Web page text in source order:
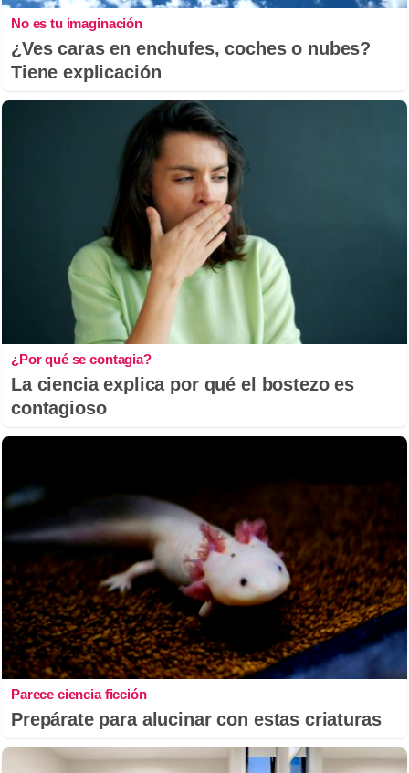
No es tu imaginación
¿Ves caras en enchufes, coches o nubes?
Tiene explicación
¿Por qué se contagia?
La ciencia explica por qué el bostezo es
contagioso
Parece ciencia ficción
Prepárate para alucinar con estas criaturas